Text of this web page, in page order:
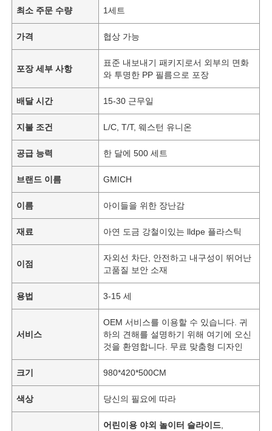
최소 주문 수량 1세트
가격 협상 가능
포장 세부 사항
표준 내보내기 패키지로서 외부의 면화
와 투명한 PP 필름으로 포장
배달 시간 15-30 근무일
지불 조건 L/C, T/T, 웨스턴 유니온
공급 능력 한 달에 500 세트
브랜드 이름 GMICH
이름 아이들을 위한 장난감
재료 아연 도금 강철이있는 lldpe 플라스틱
이점
자외선 차단, 안전하고 내구성이 뛰어난
고품질 보안 소재
용법 3-15 세
서비스
OEM 서비스를 이용할 수 있습니다. 귀
하의 견해를 설명하기 위해 여기에 오신
것을 환영합니다. 무료 맞춤형 디자인
크기 980*420*500CM
색상 당신의 필요에 따라
어린이용 야외 놀이터 슬라이드